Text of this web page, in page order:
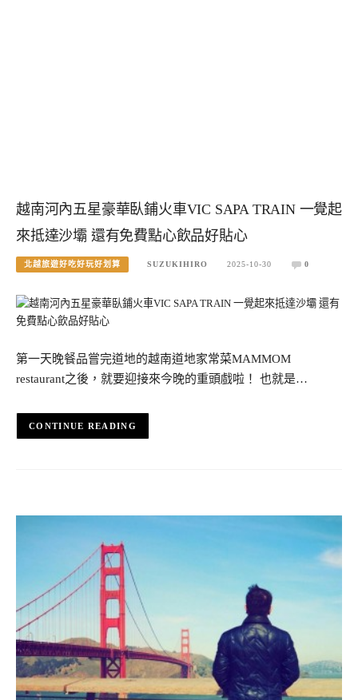
越南河內五星豪華臥鋪火車VIC SAPA TRAIN 一覺起
來抵達沙壩 還有免費點心飲品好貼心
北越旅遊好吃好玩好划算 SUZUKIHIRO 2025-10-30 0
第一天晚餐品嘗完道地的越南道地家常菜MAMMOM
restaurant之後，就要迎接來今晚的重頭戲啦！ 也就是…
CONTINUE READING